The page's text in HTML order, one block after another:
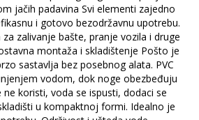
jačih padavina Svi elementi zajedno
i gotovo bezodržavnu upotrebu.
zalivanje bašte, pranje vozila i druge
montaža i skladištenje Pošto je
sastavlja bez posebnog alata. PVC
vodom, dok noge obezbeđuju
koristi, voda se ispusti, dodaci se
u kompaktnoj formi. Idealno je